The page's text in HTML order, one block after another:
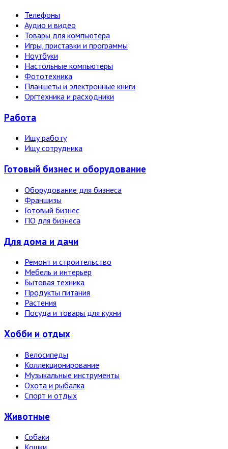
Телефоны
Аудио и видео
Товары для компьютера
Игры, приставки и программы
Ноутбуки
Настольные компьютеры
Фототехника
Планшеты и электронные книги
Оргтехника и расходники
Работа
Ищу работу
Ищу сотрудника
Готовый бизнес и оборудование
Оборудование для бизнеса
Франшизы
Готовый бизнес
ПО для бизнеса
Для дома и дачи
Ремонт и строительство
Мебель и интерьер
Бытовая техника
Продукты питания
Растения
Посуда и товары для кухни
Хобби и отдых
Велосипеды
Коллекционирование
Музыкальные инструменты
Охота и рыбалка
Спорт и отдых
Животные
Собаки